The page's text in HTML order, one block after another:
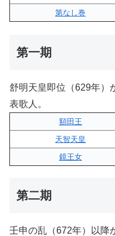
第なし巻
第一期
舒明天皇即位（629年）
表歌人。
額田王
天智天皇
鏡王女
第二期
壬申の乱（672年）以降